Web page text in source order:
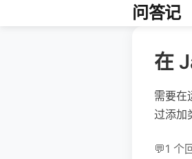
问答记
在
需要在
过添加
💬1 个